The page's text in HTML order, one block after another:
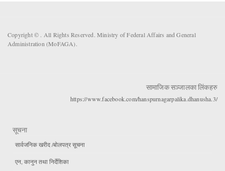
Copyright © . All Rights Reserved. Ministry of Federal Affairs and General
Administration (MoFAGA).
सामाजिक सञ्जालका लिंकहरु
https://www.facebook.com/hanspurnagarpalika.dhanusha.3/
सूचना
सार्वजनिक खरीद /बोलपत्र सूचना
एन, कानुन तथा निर्देशिका